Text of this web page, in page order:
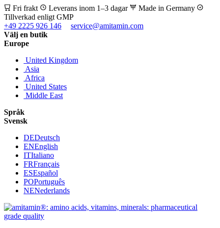
Fri frakt Leverans inom 1–3 dagar
Made in Germany
Tillverkad enligt GMP
+49 2225 926 146
service@amitamin.com
Välj en butik
Europe
United Kingdom
Asia
Africa
United States
Middle East
Språk
Svensk
DEDeutsch
ENEnglish
ITItaliano
FRFrançais
ESEspañol
POPortuguês
NENederlands